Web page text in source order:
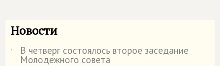
Новости
˙ В четверг состоялось второе заседание
Молодежного совета